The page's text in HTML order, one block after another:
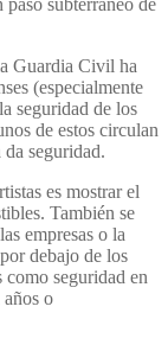
subterráneo de
Guardia Civil ha
(especialmente
seguridad de los
de estos circulan
seguridad.
es mostrar el
También se
empresas o la
debajo de los
como seguridad en
años o